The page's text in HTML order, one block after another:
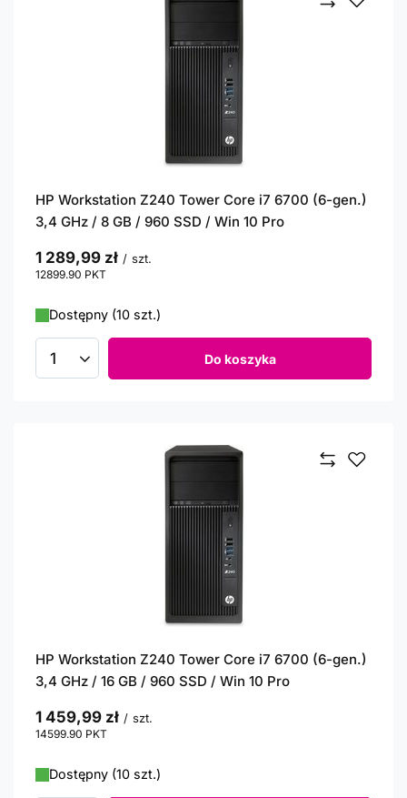
HP Workstation Z240 Tower Core i7 6700 (6-gen.)
3,4 GHz / 8 GB / 960 SSD / Win 10 Pro
1 289,99 zł / szt.
12899.90 PKT
Dostępny (10 szt.)
Ilość produktów Do koszyka
HP Workstation Z240 Tower Core i7 6700 (6-gen.)
3,4 GHz / 16 GB / 960 SSD / Win 10 Pro
1 459,99 zł / szt.
14599.90 PKT
Dostępny (10 szt.)